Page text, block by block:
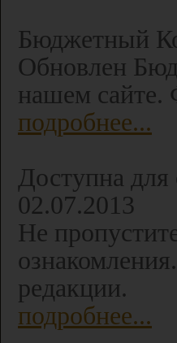
Бюджетный
Обновлен
нашем сайте.
подробнее...
Доступна
02.07.2013
Не
редакции.
подробнее...